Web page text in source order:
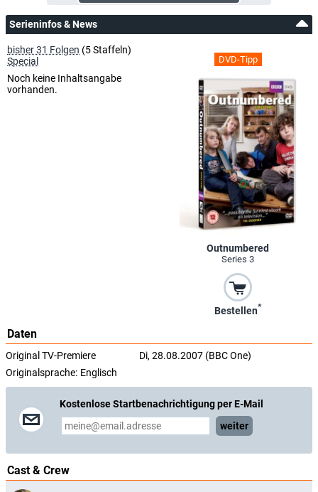
Serieninfos & News
DVD-Tipp
Outnumbered
Series 3
Bestellen*
bisher 31 Folgen (5 Staffeln)
Special
Noch keine Inhaltsangabe
vorhanden.
Daten
Original TV-Premiere
Di, 28.08.2007 (BBC One)
Originalsprache: Englisch
Kostenlose Startbenachrichtigung per E-Mail
weiter
Cast & Crew